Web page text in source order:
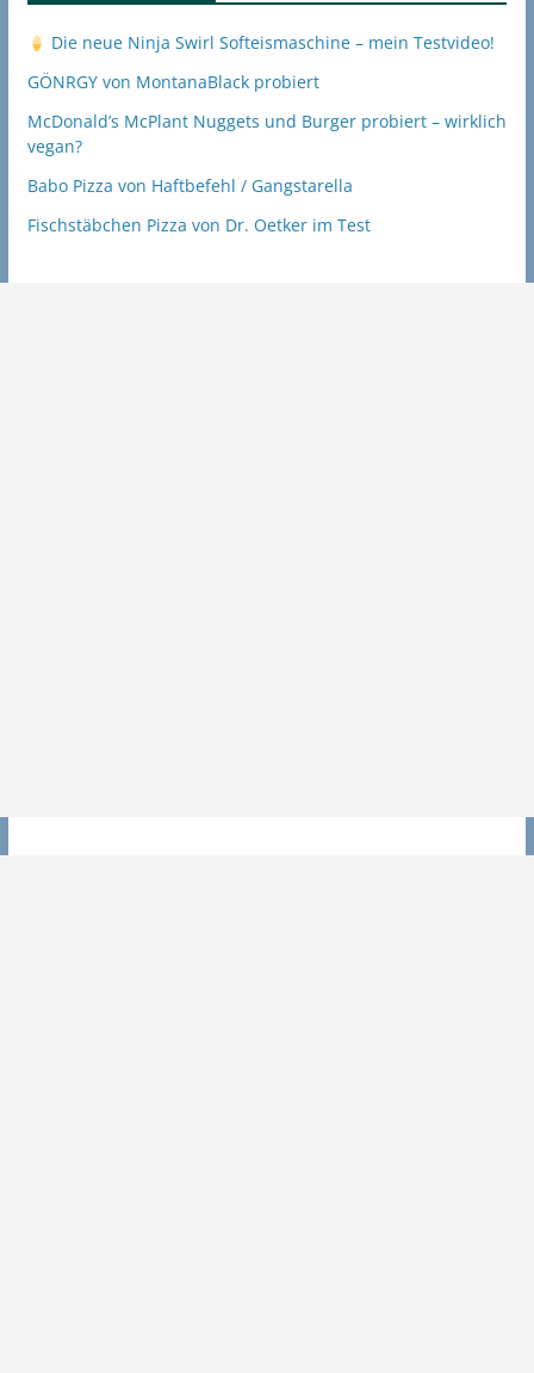
Die neue Ninja Swirl Softeismaschine – mein Testvideo!
GÖNRGY von MontanaBlack probiert
McDonald’s McPlant Nuggets und Burger probiert – wirklich
vegan?
Babo Pizza von Haftbefehl / Gangstarella
Fischstäbchen Pizza von Dr. Oetker im Test